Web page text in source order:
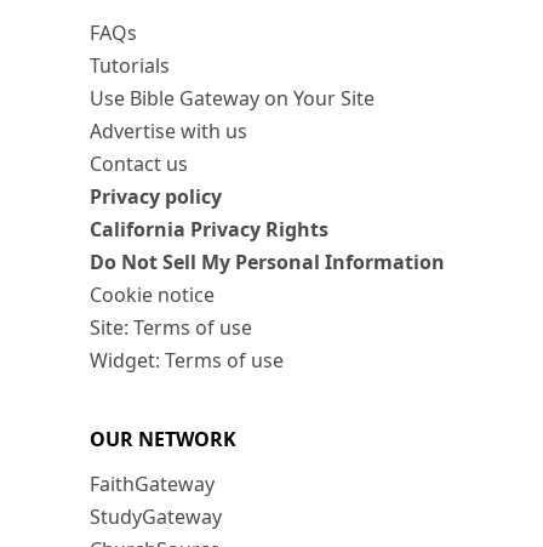
FAQs
Tutorials
Use Bible Gateway on Your Site
Advertise with us
Contact us
Privacy policy
California Privacy Rights
Do Not Sell My Personal Information
Cookie notice
Site: Terms of use
Widget: Terms of use
OUR NETWORK
FaithGateway
StudyGateway